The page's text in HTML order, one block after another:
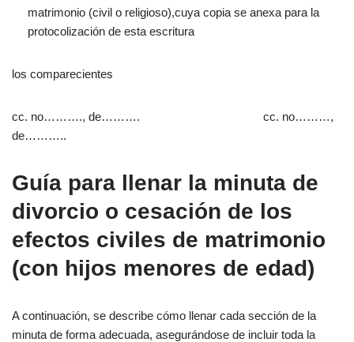
matrimonio (civil o religioso),cuya copia se anexa para la
protocolización de esta escritura
los comparecientes
cc. no………., de………. cc. no………,
de………..
Guía para llenar la minuta de
divorcio o cesación de los
efectos civiles de matrimonio
(con hijos menores de edad)
A continuación, se describe cómo llenar cada sección de la
minuta de forma adecuada, asegurándose de incluir toda la